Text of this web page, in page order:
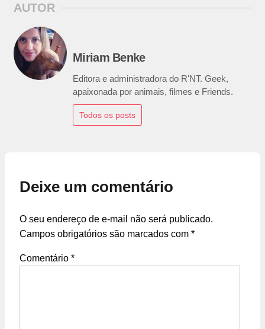
AUTOR
Miriam Benke
Editora e administradora do R'NT. Geek,
apaixonada por animais, filmes e Friends.
Todos os posts
Deixe um comentário
O seu endereço de e-mail não será publicado.
Campos obrigatórios são marcados com *
Comentário *